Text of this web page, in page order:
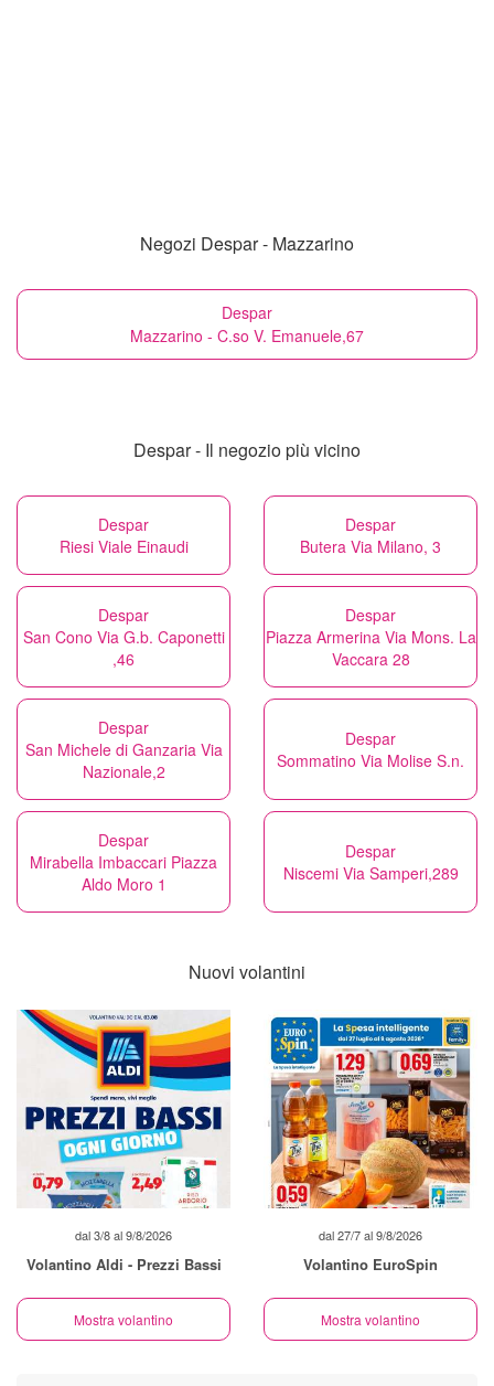
Negozi Despar - Mazzarino
Despar
Mazzarino - C.so V. Emanuele,67
Despar - Il negozio più vicino
Despar
Riesi Viale Einaudi
Despar
Butera Via Milano, 3
Despar
San Cono Via G.b. Caponetti
,46
Despar
Piazza Armerina Via Mons. La
Vaccara 28
Despar
San Michele di Ganzaria Via
Nazionale,2
Despar
Sommatino Via Molise S.n.
Despar
Mirabella Imbaccari Piazza
Aldo Moro 1
Despar
Niscemi Via Samperi,289
Nuovi volantini
dal 3/8 al 9/8/2026
Volantino Aldi - Prezzi Bassi
Mostra volantino
dal 27/7 al 9/8/2026
Volantino EuroSpin
Mostra volantino